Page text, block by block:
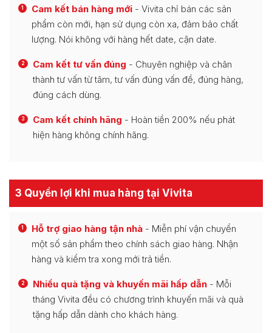
1 Cam kết bán hàng mới - Vivita chỉ bán các sản
phẩm còn mới, hạn sử dụng còn xa, đảm bảo chất
lượng. Nói không với hàng hết date, cận date.
2 Cam kết tư vấn đúng - Chuyên nghiệp và chân
thành tư vấn từ tâm, tư vấn đúng vấn đề, đúng hàng,
đúng cách dùng.
3 Cam kết chính hãng - Hoàn tiền 200% nếu phát
hiện hàng không chính hãng.
3 Quyền lợi khi mua hàng tại Vivita
1 Hỗ trợ giao hàng tận nhà - Miễn phí vận chuyển
một số sản phẩm theo chính sách giao hàng. Nhận
hàng và kiểm tra xong mới trả tiền.
2 Nhiều quà tặng và khuyến mãi hấp dẫn - Mỗi
tháng Vivita đều có chương trình khuyến mãi và quà
tặng hấp dẫn dành cho khách hàng.